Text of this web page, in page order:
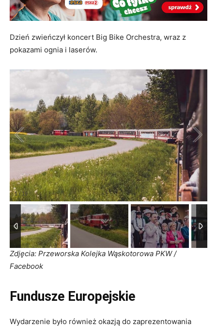
Dzień zwieńczył koncert Big Bike Orchestra, wraz z
pokazami ognia i laserów.
1/19
Zdjęcia: Przeworska Kolejka Wąskotorowa PKW /
Facebook
Fundusze Europejskie
Wydarzenie było również okazją do zaprezentowania